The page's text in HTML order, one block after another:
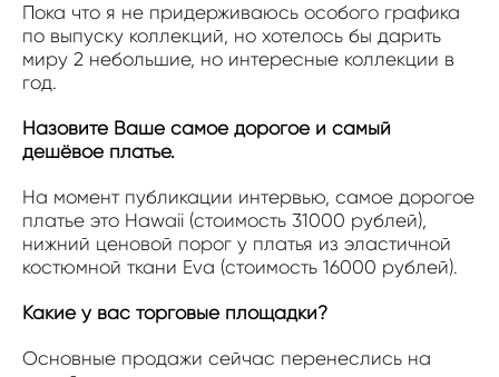
Пока что я не придерживаюсь особого графика
по выпуску коллекций, но хотелось бы дарить
миру 2 небольшие, но интересные коллекции в
год.
Назовите Ваше самое дорогое и самый
дешёвое платье.
На момент публикации интервью, самое дорогое
платье это Hawaii (стоимость 31000 рублей),
нижний ценовой порог у платья из эластичной
костюмной ткани Eva (стоимость 16000 рублей).
Какие у вас торговые площадки?
Основные продажи сейчас перенеслись на